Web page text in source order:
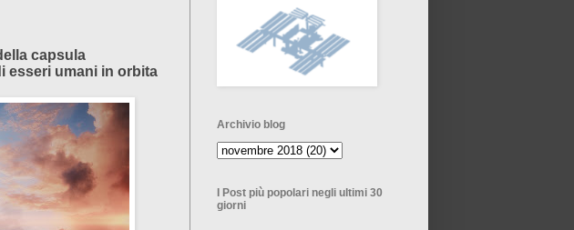
capsula
esseri umani in orbita
Archivio blog
I Post più popolari negli ultimi 30
giorni